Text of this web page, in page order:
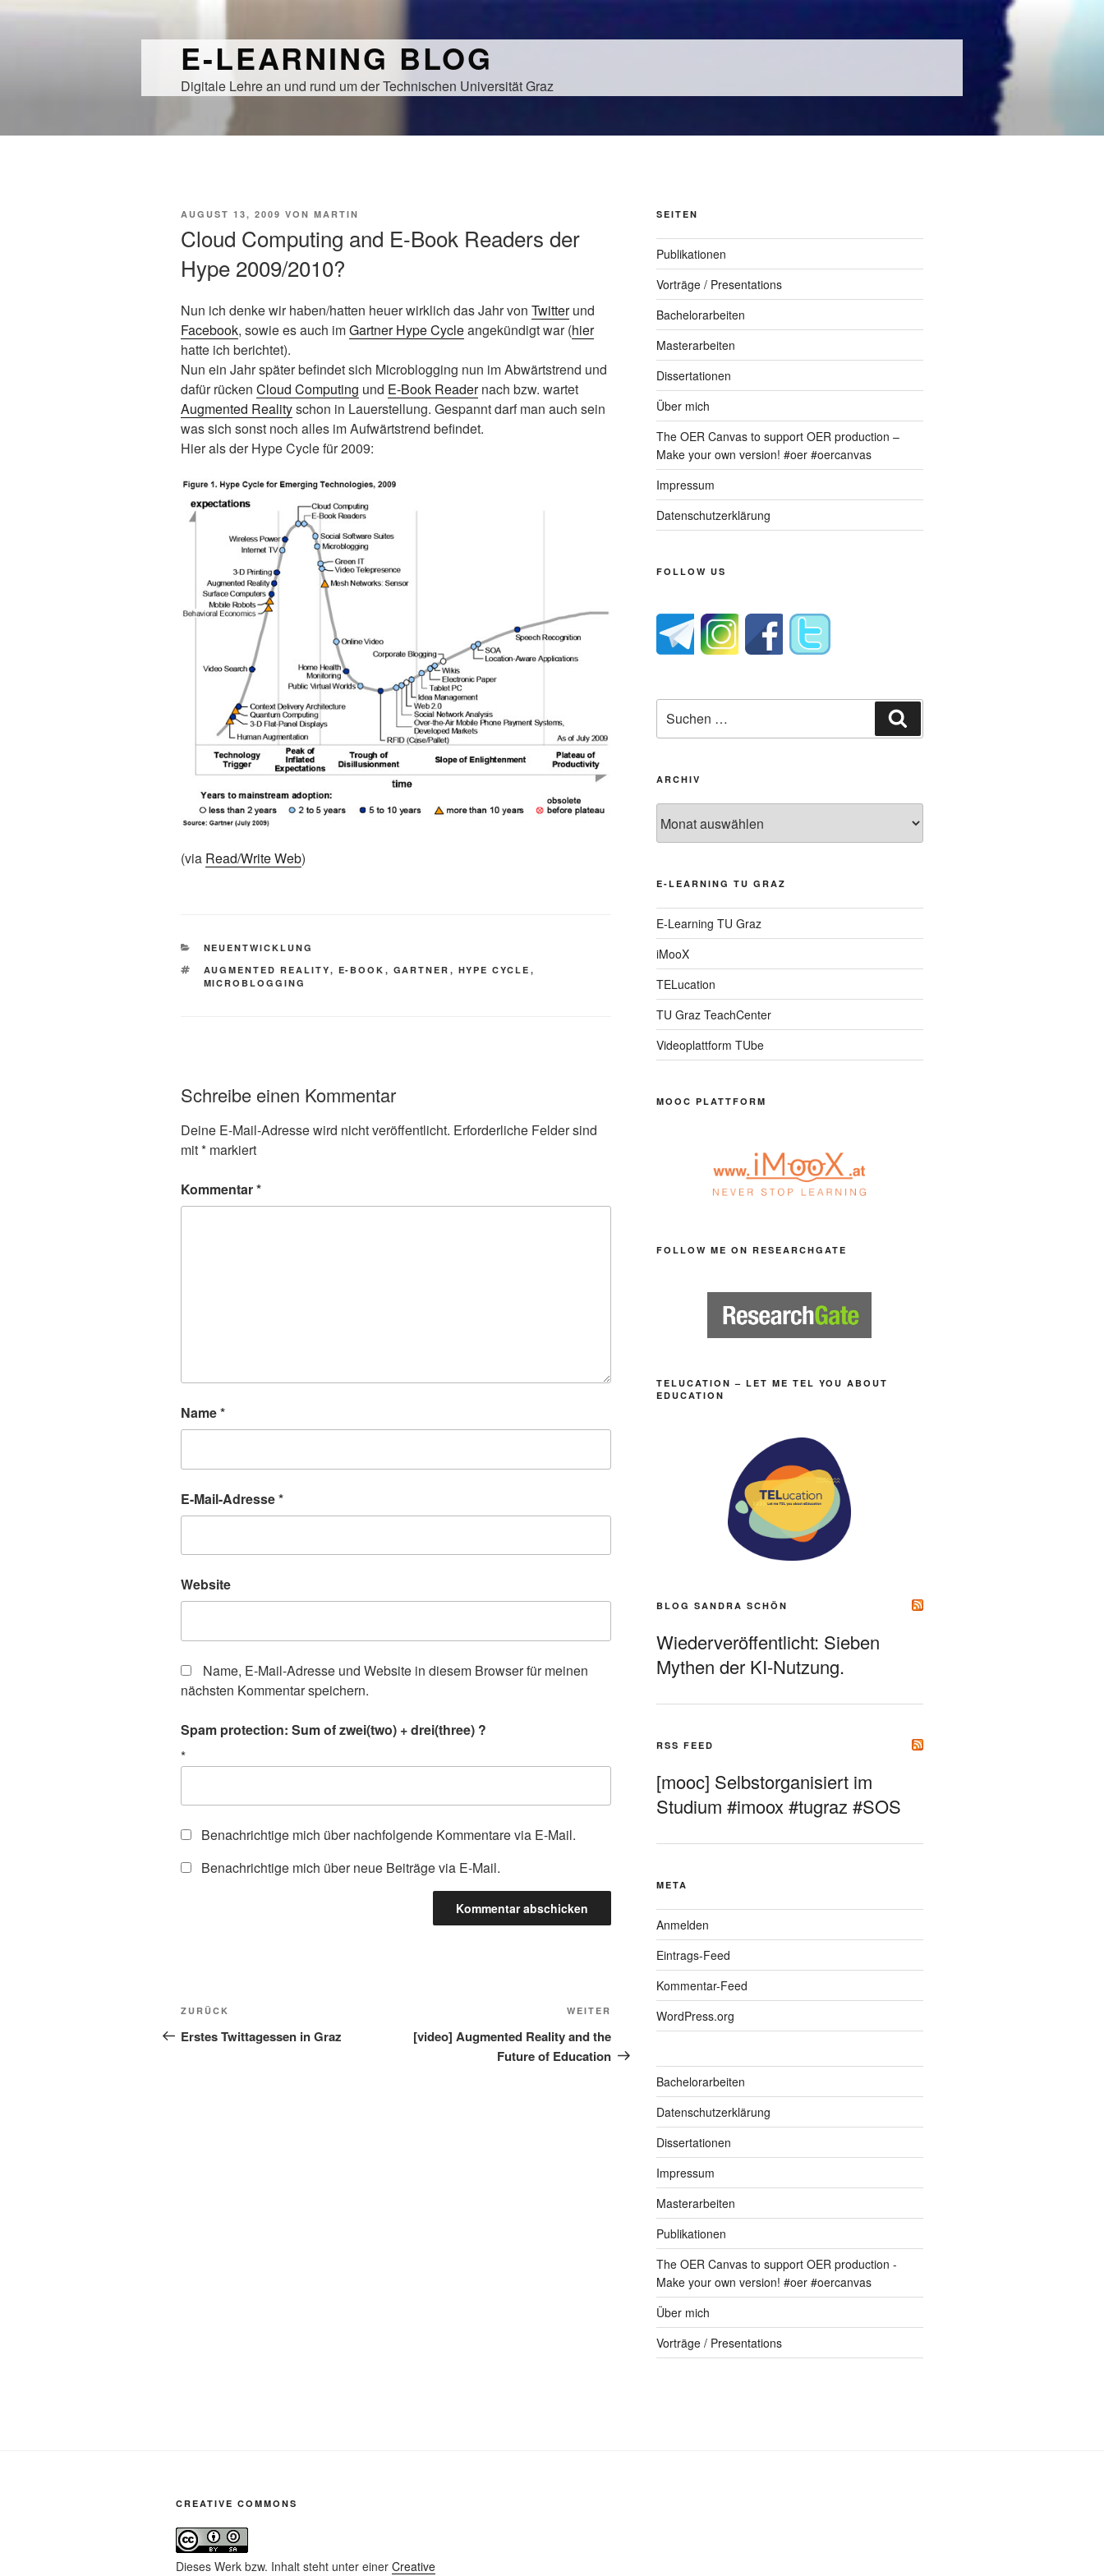
E-LEARNING BLOG
Digitale Lehre an und rund um der Technischen Universität Graz
VERÖFFENTLICHT
AUGUST 13, 2009 VON MARTIN
Cloud Computing and E-Book Readers der
Hype 2009/2010?
Nun ich denke wir haben/hatten heuer wirklich das Jahr von Twitterund
Facebook, sowie es auch imGartner Hype Cycleangekündigt war (hier
hatte ich berichtet).
Nun ein Jahr später befindet sich Microblogging nun im Abwärtstrend und
dafür rücken Cloud Computing und E-Book Readernach bzw. wartet
Augmented Realityschon in Lauerstellung. Gespannt darf man auch sein
was sich sonst noch alles im Aufwärtstrend befindet.
Hier als der Hype Cycle für 2009:
(via Read/Write Web)
KATEGORIEN
NEUENTWICKLUNG
SCHLAGWÖRTER
AUGMENTED REALITY, E-BOOK , GARTNER , HYPE CYCLE ,
MICROBLOGGING
Schreibe einen Kommentar
Deine E-Mail-Adresse wird nicht veröffentlicht. Erforderliche Felder sind
mit* markiert
Kommentar*
Name*
E-Mail-Adresse*
Website
Name, E-Mail-Adresse und Website in diesem Browser für meinen
nächsten Kommentar speichern.
Spam protection: Sum of zwei(two) + drei(three) ?
*
Benachrichtige mich über nachfolgende Kommentare via E-Mail.
Benachrichtige mich über neue Beiträge via E-Mail.
Beitragsnavigation
Vorheriger
Beitrag
ZURÜCK
Erstes Twittagessen in Graz
Nächster
Beitrag
WEITER
[video] Augmented Reality and the
Future of Education
SEITEN
Publikationen
Vorträge / Presentations
Bachelorarbeiten
Masterarbeiten
Dissertationen
Über mich
The OER Canvas to support OER production –
Make your own version! #oer #oercanvas
Impressum
Datenschutzerklärung
FOLLOW US
nach:
ARCHIV
E-LEARNING TU GRAZ
E-Learning TU Graz
iMooX
TELucation
TU Graz TeachCenter
Videoplattform TUbe
MOOC PLATTFORM
FOLLOW ME ON RESEARCHGATE
TELUCATION – LET ME TEL YOU ABOUT
EDUCATION
BLOG SANDRA SCHÖN
Wiederveröffentlicht: Sieben
Mythen der KI-Nutzung.
RSS FEED
[mooc] Selbstorganisiert im
Studium #imoox #tugraz #SOS
META
Anmelden
Eintrags-Feed
Kommentar-Feed
WordPress.org
Bachelorarbeiten
Datenschutzerklärung
Dissertationen
Impressum
Masterarbeiten
Publikationen
The OER Canvas to support OER production -
Make your own version! #oer #oercanvas
Über mich
Vorträge / Presentations
CREATIVE COMMONS
Dieses Werk bzw. Inhalt steht unter einer Creative